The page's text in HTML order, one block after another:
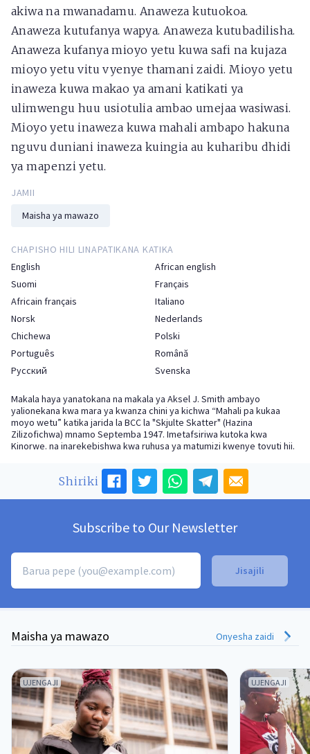
akiwa na mwanadamu. Anaweza kutuokoa.
Anaweza kutufanya wapya. Anaweza kutubadilisha.
Anaweza kufanya mioyo yetu kuwa safi na kujaza
mioyo yetu vitu vyenye thamani zaidi. Mioyo yetu
inaweza kuwa makao ya amani katikati ya
ulimwengu huu usiotulia ambao umejaa wasiwasi.
Mioyo yetu inaweza kuwa mahali ambapo hakuna
nguvu duniani inaweza kuingia au kuharibu dhidi
ya mapenzi yetu.
JAMII
Maisha ya mawazo
CHAPISHO HILI LINAPATIKANA KATIKA
English
African english
Suomi
Français
Africain français
Italiano
Norsk
Nederlands
Chichewa
Polski
Português
Română
Русский
Svenska
Makala haya yanatokana na makala ya Aksel J. Smith ambayo
yalionekana kwa mara ya kwanza chini ya kichwa “Mahali pa kukaa
moyo wetu” katika jarida la BCC la "Skjulte Skatter" (Hazina
Zilizofichwa) mnamo Septemba 1947. Imetafsiriwa kutoka kwa
Kinorwe. na inarekebishwa kwa ruhusa ya matumizi kwenye tovuti hii.
Shiriki
Subscribe to Our Newsletter
Maisha ya mawazo Onyesha zaidi
UJENGAJI UJENGAJI